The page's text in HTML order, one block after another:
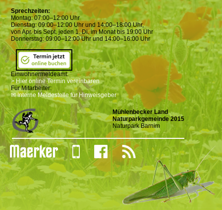
Sprechzeiten:
Montag: 07:00–12:00 Uhr
Dienstag: 09:00–12:00 Uhr und 14:00–18:00 Uhr,
von Apr. bis Sept. jeden 1. Di. im Monat bis 19:00 Uhr
Donnerstag: 09:00–12:00 Uhr und 14:00–16:00 Uhr
Einwohnermeldeamt:
> Hier online Termin vereinbaren
Für Mitarbeiter:
✉ Interne Meldestelle für Hinweisgeber
Mühlenbecker Land
Naturparkgemeinde 2015
Naturpark Barnim